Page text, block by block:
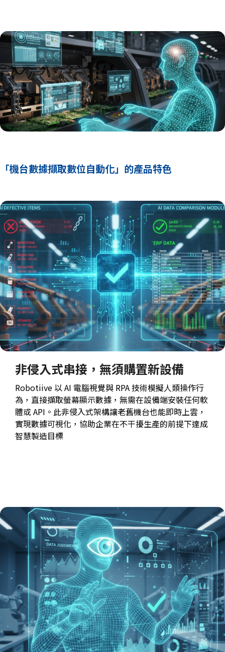
「機台數據擷取數位自動化」的產品特色
非侵入式串接，無須購置新設備
Robotiive 以 AI 電腦視覺與 RPA 技術模擬人類操作行
為，直接擷取螢幕顯示數據，無需在設備端安裝任何軟
體或 API。此非侵入式架構讓老舊機台也能即時上雲，
實現數據可視化，協助企業在不干擾生產的前提下達成
智慧製造目標